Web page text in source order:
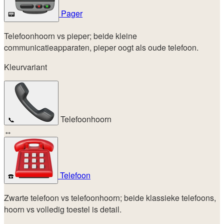
📟
Pager
Telefoonhoorn vs pieper; beide kleine
communicatieapparaten, pieper oogt als oude telefoon.
Kleurvariant
📞
Telefoonhoorn
↔
☎️
Telefoon
Zwarte telefoon vs telefoonhoorn; beide klassieke telefoons,
hoorn vs volledig toestel is detail.